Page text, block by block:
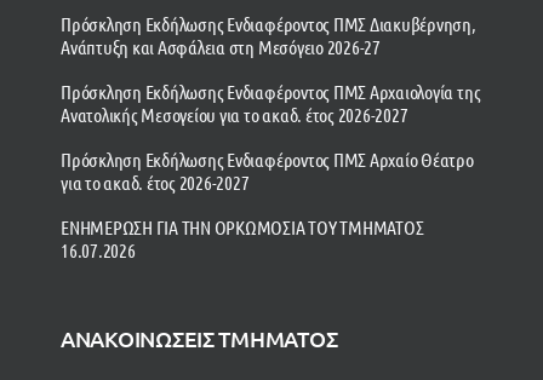
Πρόσκληση Εκδήλωσης Ενδιαφέροντος ΠΜΣ Διακυβέρνηση,
Ανάπτυξη και Ασφάλεια στη Μεσόγειο 2026-27
Πρόσκληση Εκδήλωσης Ενδιαφέροντος ΠΜΣ Αρχαιολογία της
Ανατολικής Μεσογείου για το ακαδ. έτος 2026-2027
Πρόσκληση Εκδήλωσης Ενδιαφέροντος ΠΜΣ Αρχαίο Θέατρο
για το ακαδ. έτος 2026-2027
ΕΝΗΜΕΡΩΣΗ ΓΙΑ ΤΗΝ ΟΡΚΩΜΟΣΙΑ ΤΟΥ ΤΜΗΜΑΤΟΣ
16.07.2026
ΑΝΑΚΟΙΝΩΣΕΙΣ ΤΜΗΜΑΤΟΣ